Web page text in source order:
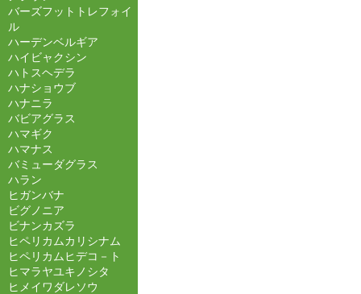
バーズフットトレフォイ
ル
ハーデンベルギア
ハイビャクシン
ハトスヘデラ
ハナショウブ
ハナニラ
バビアグラス
ハマギク
ハマナス
バミューダグラス
ハラン
ヒガンバナ
ビグノニア
ビナンカズラ
ヒペリカムカリシナム
ヒペリカムヒデコ－ト
ヒマラヤユキノシタ
ヒメイワダレソウ